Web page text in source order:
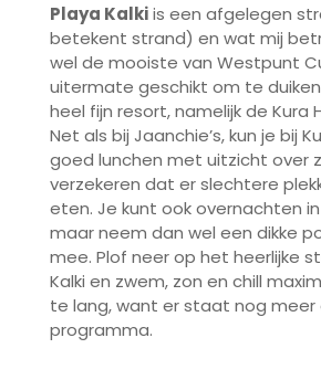
Playa Kalkiis een afgelegen
betekent strand) en wat mij
wel de mooiste van Westpunt
uitermate geschikt om te
heel fijn resort, namelijk de Kura
Net als bij Jaanchie’s, kun je bij
goed lunchen met uitzicht over
verzekeren dat er slechtere
eten. Je kunt ook overnachten
maar neem dan wel een dikke
mee. Plof neer op het heerlijke
Kalki en zwem, zon en chill
te lang, want er staat nog meer
programma.